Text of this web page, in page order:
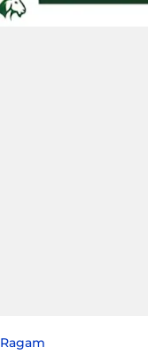
Ragam